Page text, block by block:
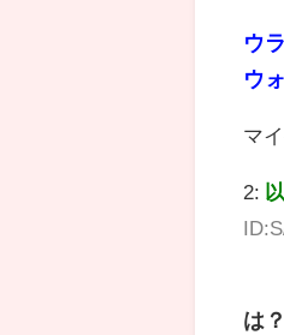
ウ
ウ
マ
2:
は？